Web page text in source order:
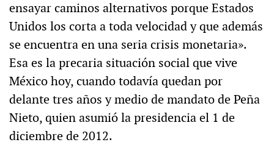
ensayar caminos alternativos porque Estados
Unidos los corta a toda velocidad y que además
se encuentra en una seria crisis monetaria».
Esa es la precaria situación social que vive
México hoy, cuando todavía quedan por
delante tres años y medio de mandato de Peña
Nieto, quien asumió la presidencia el 1 de
diciembre de 2012.